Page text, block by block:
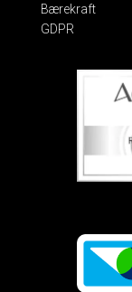
Bærekraft
GDPR